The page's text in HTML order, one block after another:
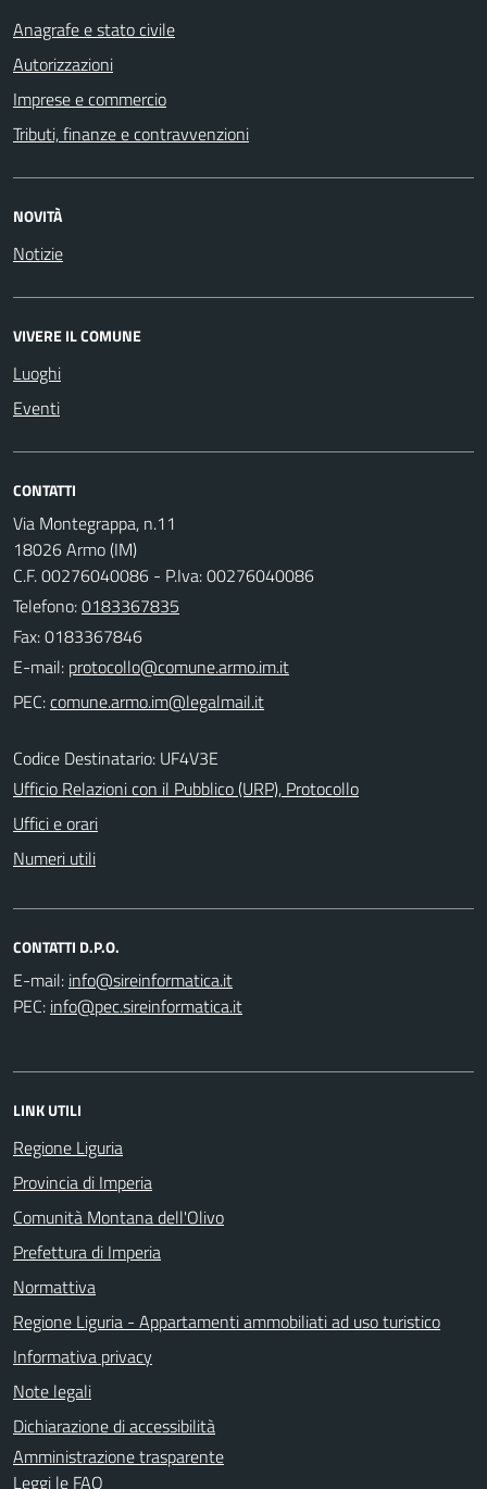
Anagrafe e stato civile
Autorizzazioni
Imprese e commercio
Tributi, finanze e contravvenzioni
NOVITÀ
Notizie
VIVERE IL COMUNE
Luoghi
Eventi
CONTATTI
Via Montegrappa, n.11
18026 Armo (IM)
C.F. 00276040086 - P.Iva: 00276040086
Telefono:0183367835
Fax: 0183367846
E-mail:
PEC:
Codice Destinatario: UF4V3E
Ufficio Relazioni con il Pubblico (URP), Protocollo
Uffici e orari
Numeri utili
CONTATTI D.P.O.
E-mail:
PEC:
LINK UTILI
Regione Liguria
Provincia di Imperia
Comunità Montana dell'Olivo
Prefettura di Imperia
Normattiva
Regione Liguria - Appartamenti ammobiliati ad uso turistico
Informativa privacy
Note legali
Dichiarazione di accessibilità
Amministrazione trasparente
Leggi le FAQ